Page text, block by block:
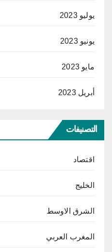
يوليو 2023
يونيو 2023
مايو 2023
أبريل 2023
التصنيفات
اقتصاد
الخليج
الشرق الاوسط
المغرب العربي